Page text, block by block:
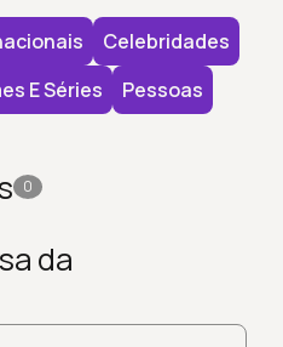
Celebridades
E Séries Pessoas
0
da